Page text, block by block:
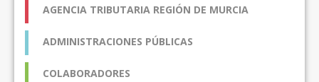
AGENCIA TRIBUTARIA REGIÓN DE MURCIA
ADMINISTRACIONES PÚBLICAS
COLABORADORES